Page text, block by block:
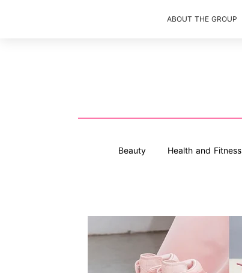
ABOUT THE GROUP
Beauty Health and Fitness